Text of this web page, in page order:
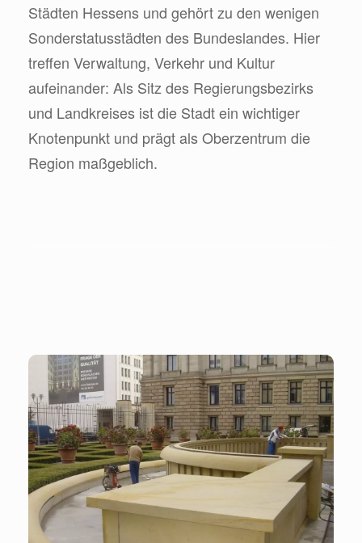
Städten Hessens und gehört zu den wenigen
Sonderstatusstädten des Bundeslandes. Hier
treffen Verwaltung, Verkehr und Kultur
aufeinander: Als Sitz des Regierungsbezirks
und Landkreises ist die Stadt ein wichtiger
Knotenpunkt und prägt als Oberzentrum die
Region maßgeblich.